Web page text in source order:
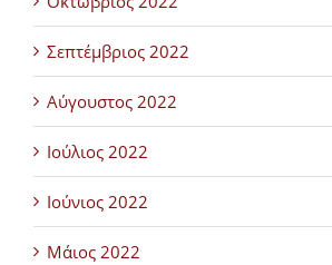
Σεπτέμβριος 2022
Αύγουστος 2022
Ιούλιος 2022
Ιούνιος 2022
Μάιος 2022